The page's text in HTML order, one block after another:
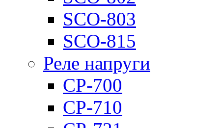
SCO-803
SCO-815
Реле напруги
CP-700
CP-710